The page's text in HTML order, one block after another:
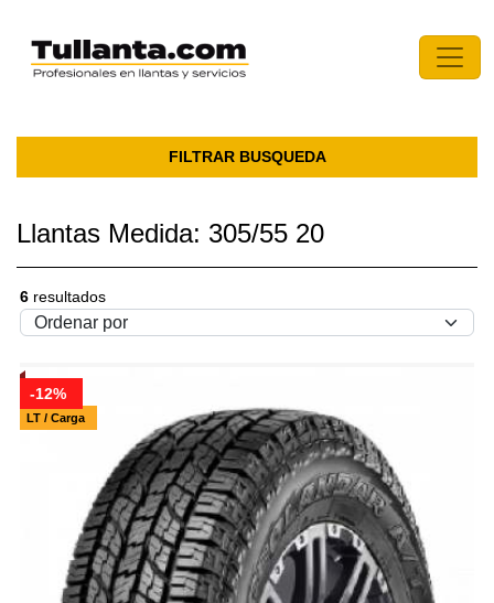
FILTRAR BUSQUEDA
Llantas Medida: 305/55 20
6 resultados
LT / Carga
-12%